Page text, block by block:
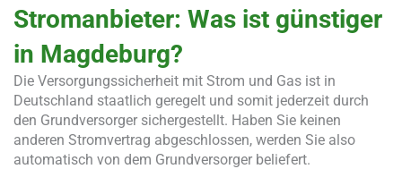
Stromanbieter: Was ist günstiger
in Magdeburg?
Die Versorgungssicherheit mit Strom und Gas ist in
Deutschland staatlich geregelt und somit jederzeit durch
den Grundversorger sichergestellt. Haben Sie keinen
anderen Stromvertrag abgeschlossen, werden Sie also
automatisch von dem Grundversorger beliefert.